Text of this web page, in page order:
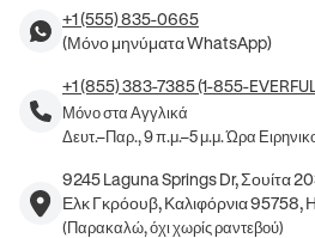
+1 (555) 835-0665
(Μόνο μηνύματα WhatsApp)
+1 (855) 383-7385 (1-855-
Μόνο στα Αγγλικά
Δευτ.–Παρ., 9 π.μ.–5 μ.μ. Ώρα
9245 Laguna Springs Dr, Σουίτα
Ελκ Γκρόουβ, Καλιφόρνια 95758,
(Παρακαλώ, όχι χωρίς ραντεβού)